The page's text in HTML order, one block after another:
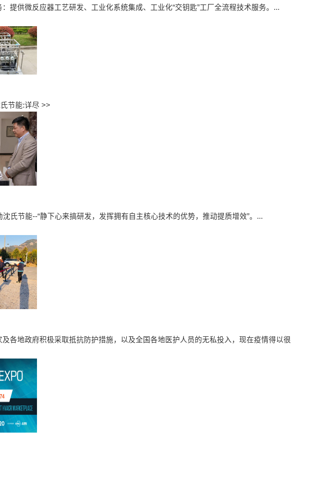
提供微反应器工艺研发、工业化系统集成、工业化“交钥匙”工厂全流程技术服务。...
节能:详尽 >>
氏节能--“静下心来搞研发，发挥拥有自主核心技术的优势，推动提质增效”。...
各地政府积极采取抵抗防护措施，以及全国各地医护人员的无私投入，现在疫情得以很